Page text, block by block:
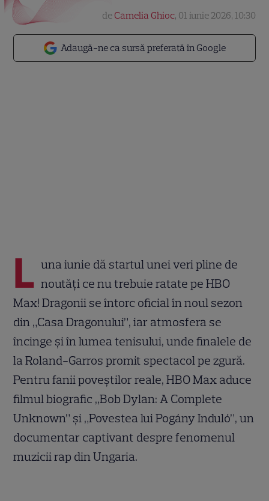
Adaugă-ne ca sursă preferată în Google
de Camelia Ghioc, 01 iunie 2026, 10:30
L una iunie dă startul unei veri pline de
noutăți ce nu trebuie ratate pe HBO
Max! Dragonii se întorc oficial în noul sezon
din „Casa Dragonului”, iar atmosfera se
încinge și în lumea tenisului, unde finalele de
la Roland-Garros promit spectacol pe zgură.
Pentru fanii poveștilor reale, HBO Max aduce
filmul biografic „Bob Dylan: A Complete
Unknown” și „Povestea lui Pogány Induló”, un
documentar captivant despre fenomenul
muzicii rap din Ungaria.